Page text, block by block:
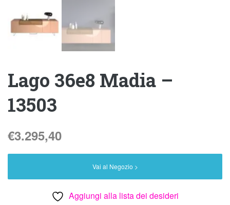
Lago 36e8 Madia –
13503
€3.295,40
Vai al Negozio >
Aggiungi alla lista dei desideri